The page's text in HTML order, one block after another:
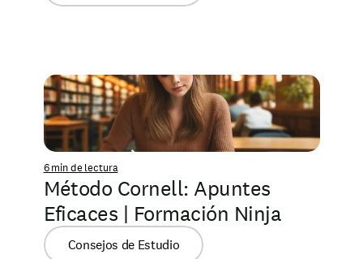
6 min de lectura
Método Cornell: Apuntes
Eficaces | Formación Ninja
Consejos de Estudio